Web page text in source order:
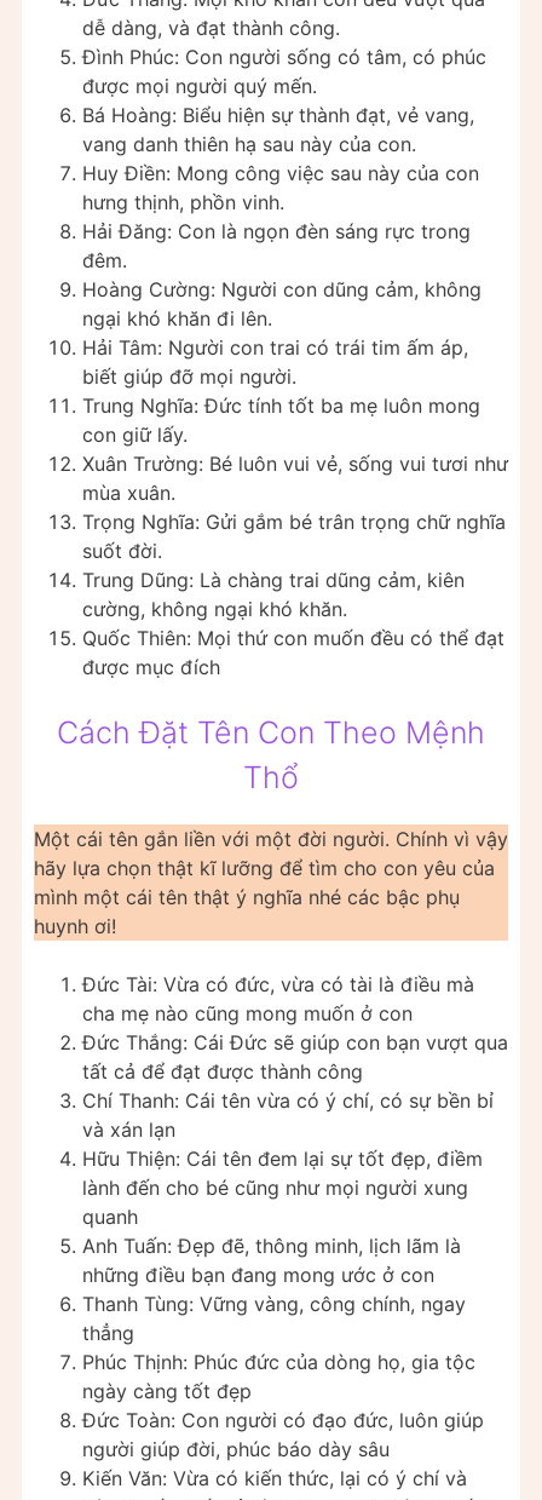
dễ dàng, và đạt thành công.
Đình Phúc: Con người sống có tâm, có phúc
được mọi người quý mến.
Bá Hoàng: Biểu hiện sự thành đạt, vẻ vang,
vang danh thiên hạ sau này của con.
Huy Điền: Mong công việc sau này của con
hưng thịnh, phồn vinh.
Hải Đăng: Con là ngọn đèn sáng rực trong
đêm.
Hoàng Cường: Người con dũng cảm, không
ngại khó khăn đi lên.
Hải Tâm: Người con trai có trái tim ấm áp,
biết giúp đỡ mọi người.
Trung Nghĩa: Đức tính tốt ba mẹ luôn mong
con giữ lấy.
Xuân Trường: Bé luôn vui vẻ, sống vui tươi như
mùa xuân.
Trọng Nghĩa: Gửi gắm bé trân trọng chữ nghĩa
suốt đời.
Trung Dũng: Là chàng trai dũng cảm, kiên
cường, không ngại khó khăn.
Quốc Thiên: Mọi thứ con muốn đều có thể đạt
được mục đích
Cách Đặt Tên Con Theo Mệnh
Thổ
Một cái tên gắn liền với một đời người. Chính vì vậy
hãy lựa chọn thật kĩ lưỡng để tìm cho con yêu của
mình một cái tên thật ý nghĩa nhé các bậc phụ
huynh ơi!
Ðức Tài: Vừa có đức, vừa có tài là điều mà
cha mẹ nào cũng mong muốn ở con
Ðức Thắng: Cái Đức sẽ giúp con bạn vượt qua
tất cả để đạt được thành công
Chí Thanh: Cái tên vừa có ý chí, có sự bền bỉ
và xán lạn
Hữu Thiện: Cái tên đem lại sự tốt đẹp, điềm
lành đến cho bé cũng như mọi người xung
quanh
Anh Tuấn: Đẹp đẽ, thông minh, lịch lãm là
những điều bạn đang mong ước ở con
Thanh Tùng: Vững vàng, công chính, ngay
thẳng
Phúc Thịnh: Phúc đức của dòng họ, gia tộc
ngày càng tốt đẹp
Ðức Toàn: Con người có đạo đức, luôn giúp
người giúp đời, phúc báo dày sâu
Kiến Văn: Vừa có kiến thức, lại có ý chí và